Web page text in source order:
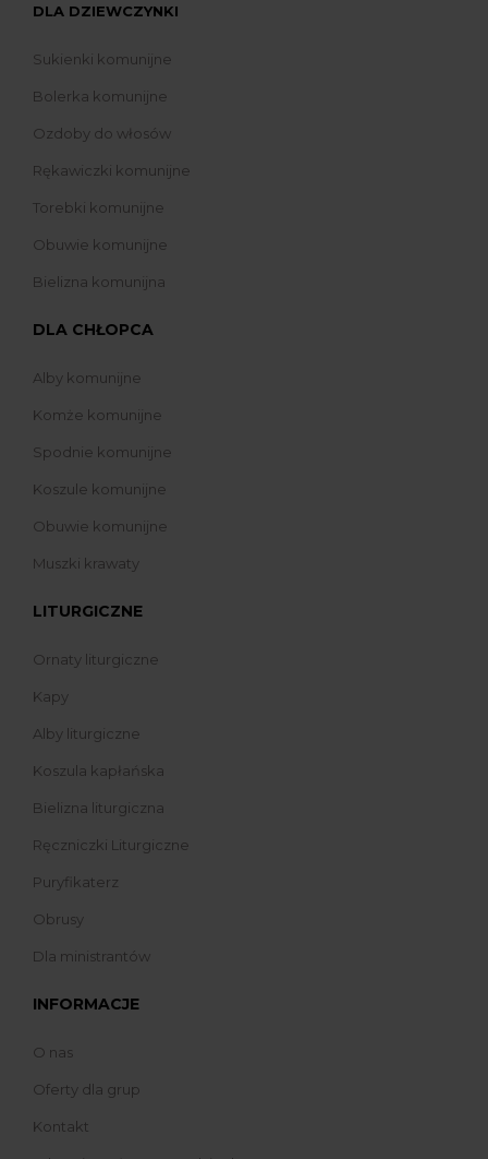
DLA DZIEWCZYNKI
Sukienki komunijne
Bolerka komunijne
Ozdoby do włosów
Rękawiczki komunijne
Torebki komunijne
Obuwie komunijne
Bielizna komunijna
DLA CHŁOPCA
Alby komunijne
Komże komunijne
Spodnie komunijne
Koszule komunijne
Obuwie komunijne
Muszki krawaty
LITURGICZNE
Ornaty liturgiczne
Kapy
Alby liturgiczne
Koszula kapłańska
Bielizna liturgiczna
Ręczniczki Liturgiczne
Puryfikaterz
Obrusy
Dla ministrantów
INFORMACJE
O nas
Oferty dla grup
Kontakt